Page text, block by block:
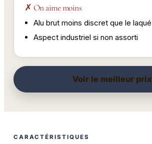
✗ On aime moins
Alu brut moins discret que le laqué
Aspect industriel si non assorti
Voir le meilleur prix
CARACTÉRISTIQUES